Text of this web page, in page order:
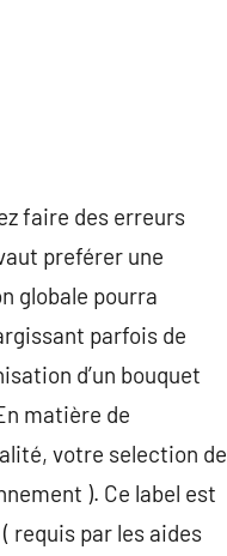
faire des erreurs
preférer une
globale pourra
parfois de
d’un bouquet
matière de
votre selection de
). Ce label est
requis par les aides